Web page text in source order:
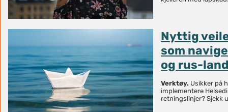
Nyttig
som
og rus-
Verktøy. Usikker på
implementere
retningslinjer? Sjekk